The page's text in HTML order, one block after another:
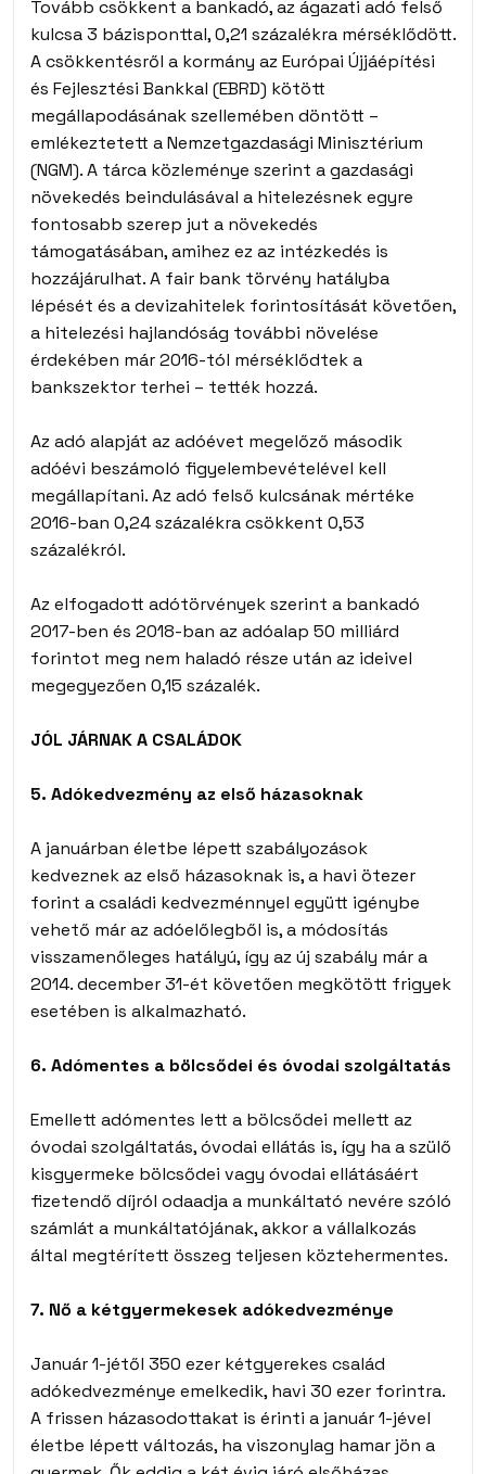
Tovább csökkent a bankadó, az ágazati adó felső
kulcsa 3 bázisponttal, 0,21 százalékra mérséklődött.
A csökkentésről a kormány az Európai Újjáépítési
és Fejlesztési Bankkal (EBRD) kötött
megállapodásának szellemében döntött –
emlékeztetett a Nemzetgazdasági Minisztérium
(NGM). A tárca közleménye szerint a gazdasági
növekedés beindulásával a hitelezésnek egyre
fontosabb szerep jut a növekedés
támogatásában, amihez ez az intézkedés is
hozzájárulhat. A fair bank törvény hatályba
lépését és a devizahitelek forintosítását követően,
a hitelezési hajlandóság további növelése
érdekében már 2016-tól mérséklődtek a
bankszektor terhei – tették hozzá.
Az adó alapját az adóévet megelőző második
adóévi beszámoló figyelembevételével kell
megállapítani. Az adó felső kulcsának mértéke
2016-ban 0,24 százalékra csökkent 0,53
százalékról.
Az elfogadott adótörvények szerint a bankadó
2017-ben és 2018-ban az adóalap 50 milliárd
forintot meg nem haladó része után az ideivel
megegyezően 0,15 százalék.
JÓL JÁRNAK A CSALÁDOK
5. Adókedvezmény az első házasoknak
A januárban életbe lépett szabályozások
kedveznek az első házasoknak is, a havi ötezer
forint a családi kedvezménnyel együtt igénybe
vehető már az adóelőlegből is, a módosítás
visszamenőleges hatályú, így az új szabály már a
2014. december 31-ét követően megkötött frigyek
esetében is alkalmazható.
6. Adómentes a bölcsődei és óvodai szolgáltatás
Emellett adómentes lett a bölcsődei mellett az
óvodai szolgáltatás, óvodai ellátás is, így ha a szülő
kisgyermeke bölcsődei vagy óvodai ellátásáért
fizetendő díjról odaadja a munkáltató nevére szóló
számlát a munkáltatójának, akkor a vállalkozás
által megtérített összeg teljesen köztehermentes.
7. Nő a kétgyermekesek adókedvezménye
Január 1-jétől 350 ezer kétgyerekes család
adókedvezménye emelkedik, havi 30 ezer forintra.
A frissen házasodottakat is érinti a január 1-jével
életbe lépett változás, ha viszonylag hamar jön a